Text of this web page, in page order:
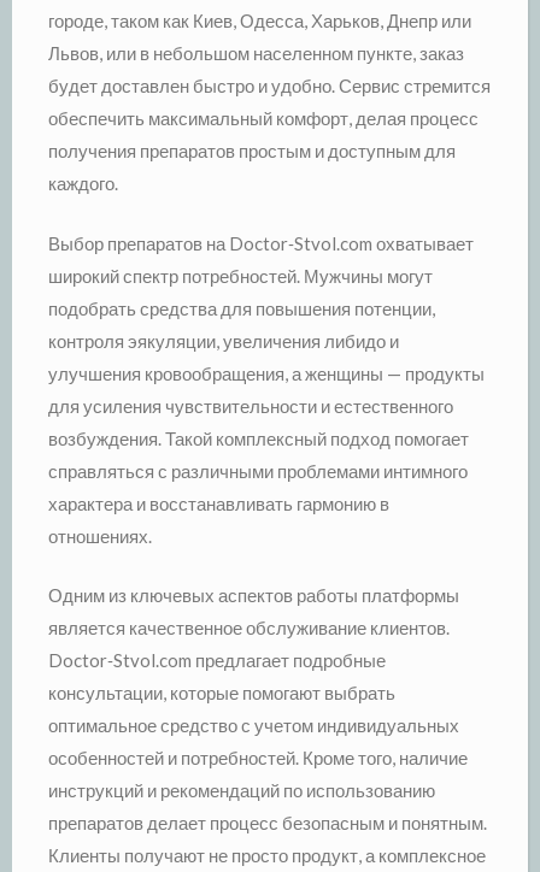
городе, таком как Киев, Одесса, Харьков, Днепр или
Львов, или в небольшом населенном пункте, заказ
будет доставлен быстро и удобно. Сервис стремится
обеспечить максимальный комфорт, делая процесс
получения препаратов простым и доступным для
каждого.
Выбор препаратов на Doctor‑Stvol.com охватывает
широкий спектр потребностей. Мужчины могут
подобрать средства для повышения потенции,
контроля эякуляции, увеличения либидо и
улучшения кровообращения, а женщины — продукты
для усиления чувствительности и естественного
возбуждения. Такой комплексный подход помогает
справляться с различными проблемами интимного
характера и восстанавливать гармонию в
отношениях.
Одним из ключевых аспектов работы платформы
является качественное обслуживание клиентов.
Doctor‑Stvol.com предлагает подробные
консультации, которые помогают выбрать
оптимальное средство с учетом индивидуальных
особенностей и потребностей. Кроме того, наличие
инструкций и рекомендаций по использованию
препаратов делает процесс безопасным и понятным.
Клиенты получают не просто продукт, а комплексное